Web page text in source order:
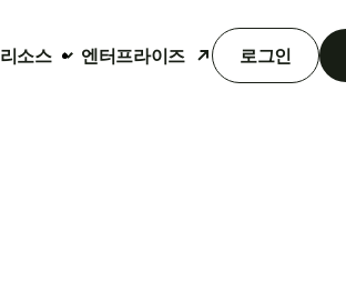
리소스 엔터프라이즈 로그인